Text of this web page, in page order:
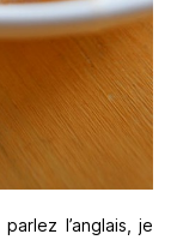
l’anglais, je